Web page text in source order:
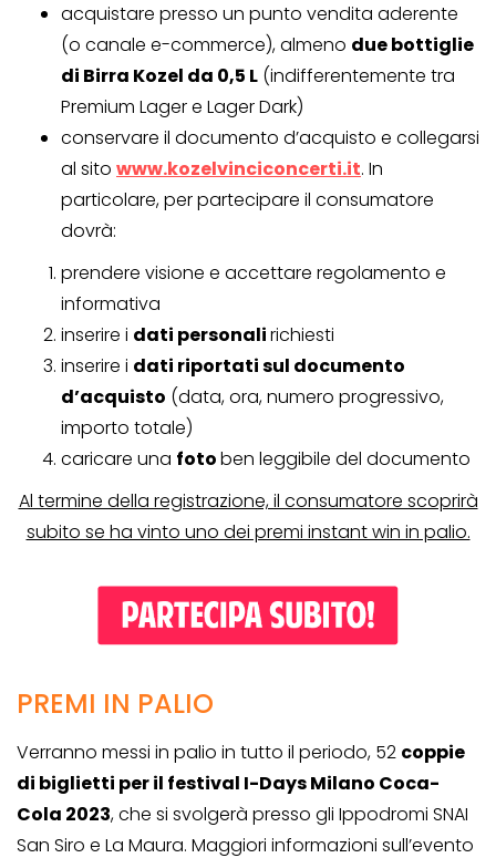
acquistare presso un punto vendita aderente
(o canale e-commerce), almeno due bottiglie
di Birra Kozel da 0,5 L (indifferentemente tra
Premium Lager e Lager Dark)
conservare il documento d’acquisto e collegarsi
al sito www.kozelvinciconcerti.it. In
particolare, per partecipare il consumatore
dovrà:
prendere visione e accettare regolamento e
informativa
inserire i dati personalirichiesti
inserire i dati riportati sul documento
d’acquisto (data, ora, numero progressivo,
importo totale)
caricare una fotoben leggibile del documento
Al termine della registrazione, il consumatore scoprirà
subito se ha vinto uno dei premi instant win in palio.
PREMI IN PALIO
Verranno messi in palio in tutto il periodo, 52 coppie
di biglietti per il festival I-Days Milano Coca-
Cola 2023, che si svolgerà presso gli Ippodromi SNAI
San Siro e La Maura. Maggiori informazioni sull’evento